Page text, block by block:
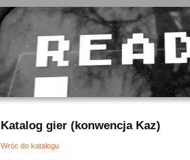
Katalog gier (konwencja Kaz)
Wróc do katalogu